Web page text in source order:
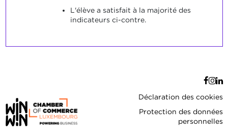
L'élève a satisfait à la majorité des
indicateurs ci-contre.
Déclaration des cookies
Protection des données
personnelles